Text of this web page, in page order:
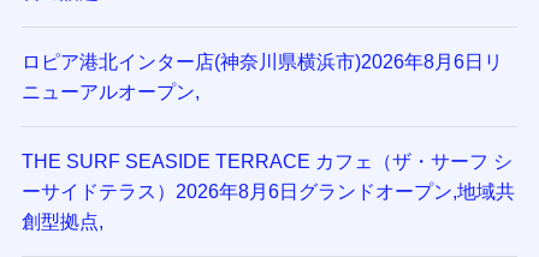
ロピア港北インター店(神奈川県横浜市)2026年8月6日リ
ニューアルオープン,
THE SURF SEASIDE TERRACE カフェ（ザ・サーフ シ
ーサイドテラス）2026年8月6日グランドオープン,地域共
創型拠点,